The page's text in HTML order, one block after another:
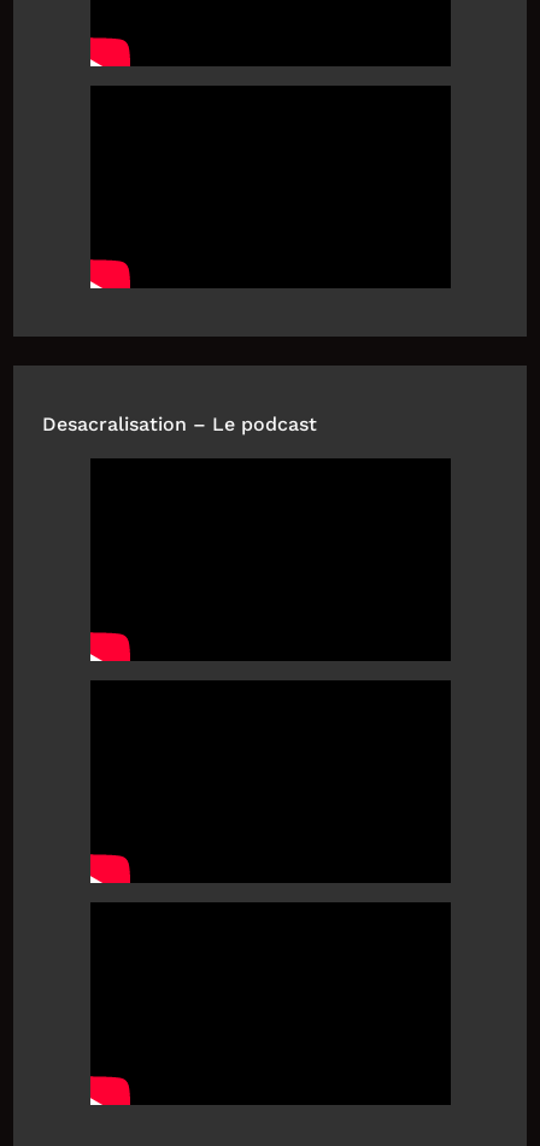
Desacralisation – Le podcast